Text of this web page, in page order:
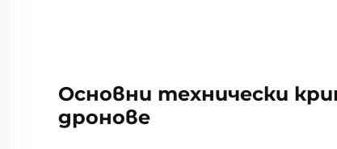
Основни технически
дронове